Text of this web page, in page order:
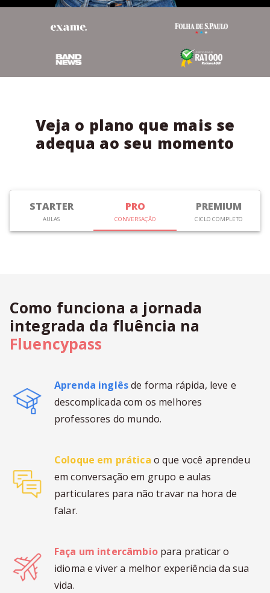
Veja o plano que mais se
adequa ao seu momento
STARTER
AULAS
PRO
CONVERSAÇÃO
PREMIUM
CICLO COMPLETO
Como funciona a jornada
integrada da fluência na
Fluencypass
Aprenda inglêsde forma rápida, leve e
descomplicada com os melhores
professores do mundo.
Coloque em prática o que você aprendeu
em conversação em grupo e aulas
particulares para não travar na hora de
falar.
Faça um intercâmbio para praticar o
idioma e viver a melhor experiência da sua
vida.